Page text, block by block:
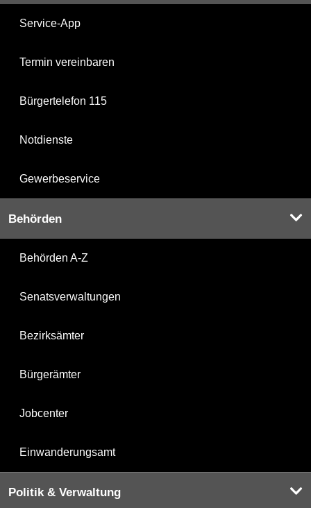
Service-App
Termin vereinbaren
Bürgertelefon 115
Notdienste
Gewerbeservice
Behörden
Behörden A-Z
Senatsverwaltungen
Bezirksämter
Bürgerämter
Jobcenter
Einwanderungsamt
Politik & Verwaltung